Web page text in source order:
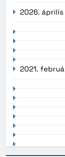
2026. április
2021.